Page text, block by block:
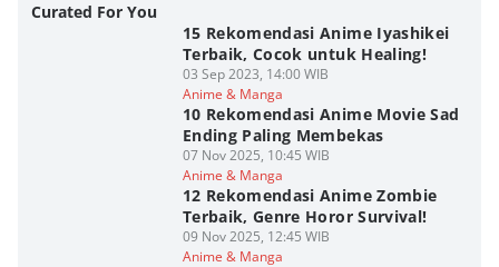
Curated For You
15 Rekomendasi Anime Iyashikei
Terbaik, Cocok untuk Healing!
03 Sep 2023, 14:00 WIB
Anime & Manga
10 Rekomendasi Anime Movie Sad
Ending Paling Membekas
07 Nov 2025, 10:45 WIB
Anime & Manga
12 Rekomendasi Anime Zombie
Terbaik, Genre Horor Survival!
09 Nov 2025, 12:45 WIB
Anime & Manga